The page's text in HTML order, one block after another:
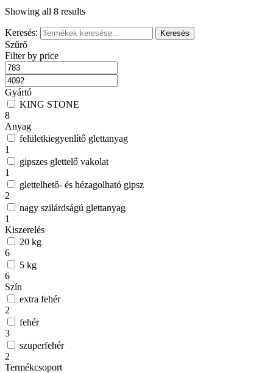
Showing all 8 results
Keresés:
Szűrő
Filter by price
Gyártó
KING STONE
8
Anyag
felületkiegyenlítő glettanyag
1
gipszes glettelő vakolat
1
glettelhető- és hézagolható gipsz
2
nagy szilárdságú glettanyag
1
Kiszerelés
20 kg
6
5 kg
6
Szín
extra fehér
2
fehér
3
szuperfehér
2
Termékcsoport